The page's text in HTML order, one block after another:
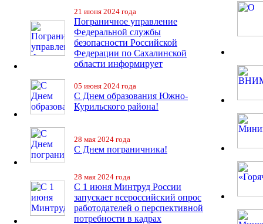
21 июня 2024 года
Пограничное управление
Федеральной службы
безопасности Российской
Федерации по Сахалинской
области информирует
05 июня 2024 года
С Днем образования Южно-
Курильского района!
28 мая 2024 года
С Днем пограничника!
28 мая 2024 года
С 1 июня Минтруд России
запускает всероссийский опрос
работодателей о перспективной
потребности в кадрах